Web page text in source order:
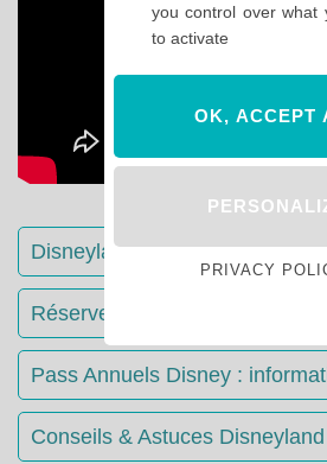
Disneyland Paris : Le guide
Réserver votre séjour : toutes
Pass Annuels Disney :
Conseils & Astuces
you control over what
to activate
OK, ACCEPT
PRIVACY